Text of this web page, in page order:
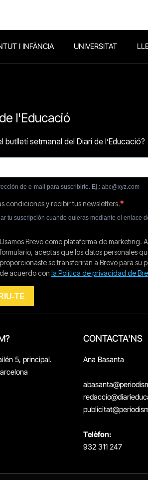
I INFÀNCIA UNIVERSITAT
5, principal.
CONTACTA'NS
Ana Basanta
Telèfon:
932 311 247